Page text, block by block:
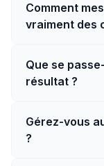
Comment
vraiment des
Que se
résultat ?
Gérez-vous
?